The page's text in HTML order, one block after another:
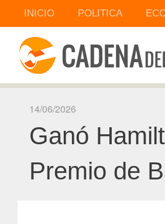
INICIO POLITICA
14/06/2026
Ganó
Premio de